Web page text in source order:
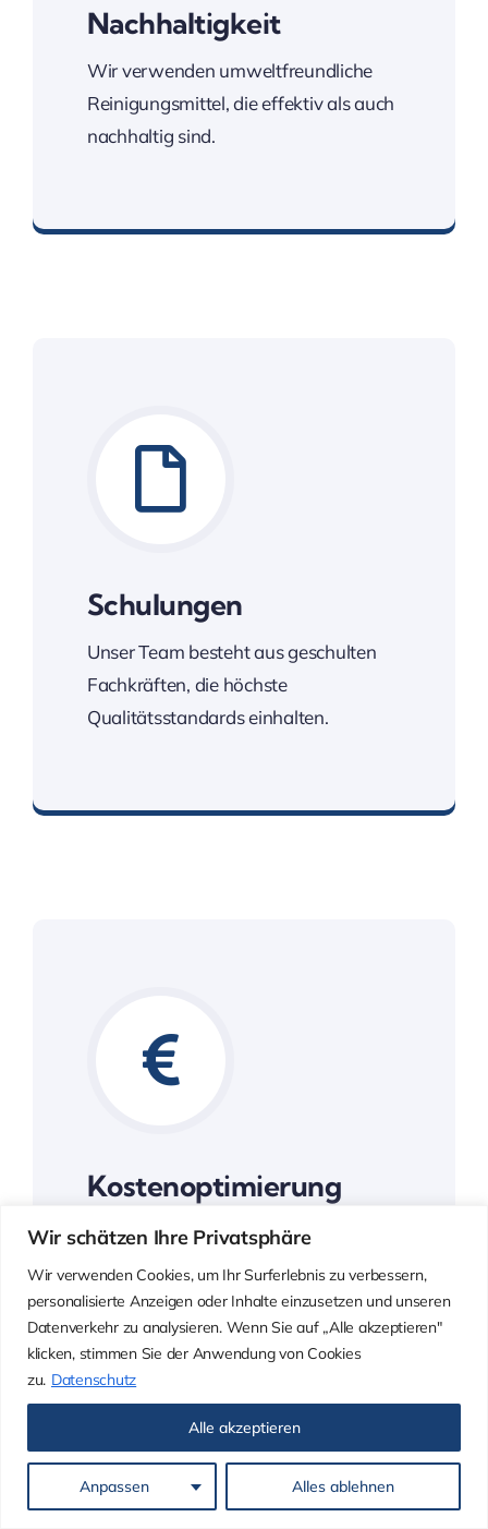
Wir schätzen Ihre Privatsphäre
Wir verwenden Cookies, um Ihr Surferlebnis zu verbessern,
personalisierte Anzeigen oder Inhalte einzusetzen und unseren
Datenverkehr zu analysieren. Wenn Sie auf „Alle akzeptieren"
klicken, stimmen Sie der Anwendung von Cookies
zu. Datenschutz
Anpassen Alles ablehnen
Alle akzeptieren
Nachhaltigkeit
Wir verwenden umweltfreundliche
Reinigungsmittel, die effektiv als auch
nachhaltig sind.
Schulungen
Unser Team besteht aus geschulten
Fachkräften, die höchste
Qualitätsstandards einhalten.
Kostenoptimierung
Wir bieten faire Preise und effiziente
Lösungen, um Ihre Reinigungskosten
zu minimieren.
Faire und transparente Preise